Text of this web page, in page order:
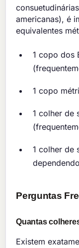
americanas), é
equivalentes
1 copo dos
1 copo
1 colher de
1 colher de
Perguntas
Quantas
Existem